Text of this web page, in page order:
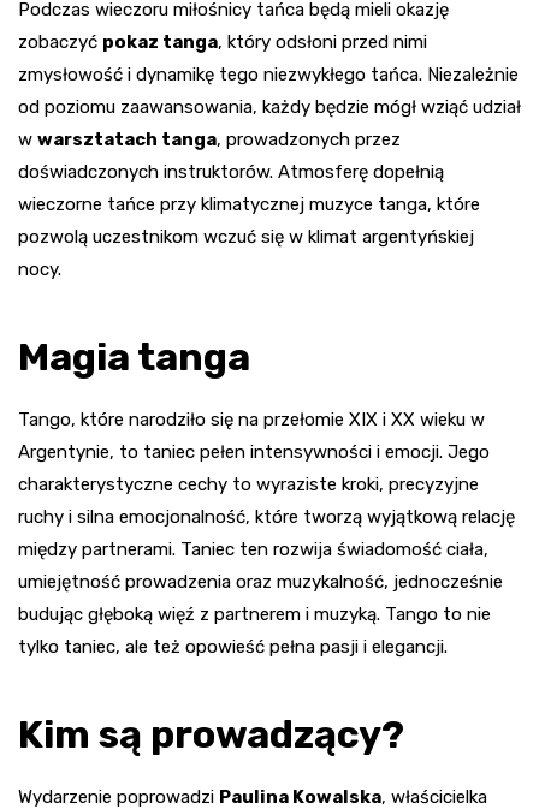
Podczas wieczoru miłośnicy tańca będą mieli okazję
zobaczyć pokaz tanga, który odsłoni przed nimi
zmysłowość i dynamikę tego niezwykłego tańca. Niezależnie
od poziomu zaawansowania, każdy będzie mógł wziąć udział
w warsztatach tanga, prowadzonych przez
doświadczonych instruktorów. Atmosferę dopełnią
wieczorne tańce przy klimatycznej muzyce tanga, które
pozwolą uczestnikom wczuć się w klimat argentyńskiej
nocy.
Magia tanga
Tango, które narodziło się na przełomie XIX i XX wieku w
Argentynie, to taniec pełen intensywności i emocji. Jego
charakterystyczne cechy to wyraziste kroki, precyzyjne
ruchy i silna emocjonalność, które tworzą wyjątkową relację
między partnerami. Taniec ten rozwija świadomość ciała,
umiejętność prowadzenia oraz muzykalność, jednocześnie
budując głęboką więź z partnerem i muzyką. Tango to nie
tylko taniec, ale też opowieść pełna pasji i elegancji.
Kim są prowadzący?
Wydarzenie poprowadzi Paulina Kowalska, właścicielka